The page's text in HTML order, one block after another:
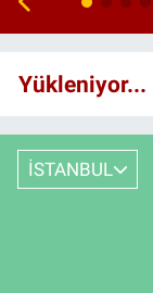
Yükleniyor...
İSTANBUL